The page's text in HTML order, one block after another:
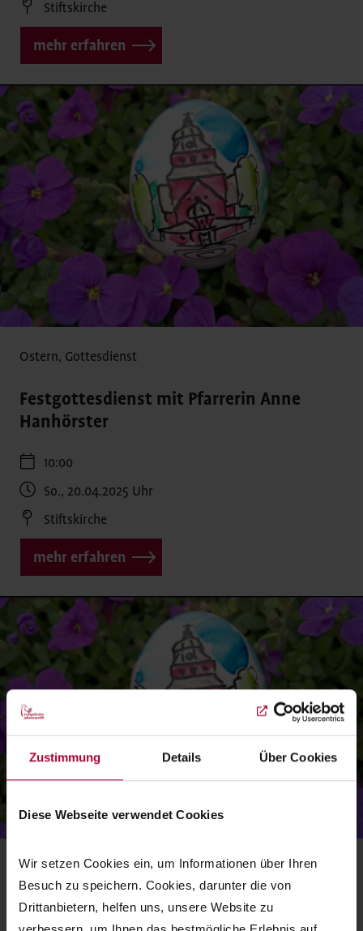
Zustimmung Details Über Cookies
Diese Webseite verwendet Cookies
Wir setzen Cookies ein, um Informationen über Ihren
Besuch zu speichern. Cookies, darunter die von
Drittanbietern, helfen uns, unsere Website zu
Stiftskirche
mehr erfahren
Ostern, Gottesdienst
Festgottesdienst mit Pfarrerin Anne
Hanhörster
10:00
So., 20.04.2025 Uhr
Stiftskirche
mehr erfahren
Ostern
Frühgottesdienst mit Frühstück